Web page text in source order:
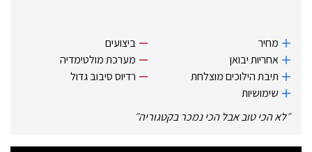
מחיר
אחריות יבואן
תיבת הילוכים מוצלחת
שימושיות
ביצועים
מערכת מולטימדיה
רדיוס סיבוב גדול
״לא הכי טוב אבל הכי נמכר בקטגוריה״